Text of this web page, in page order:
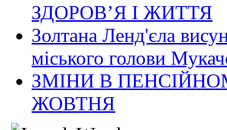
ЗДОРОВ’Я І ЖИТТЯ
Золтана Ленд'єла
міського голови
ЗМІНИ В
ЖОВТНЯ